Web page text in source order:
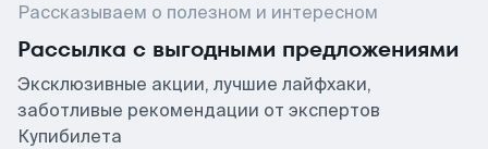
Рассказываем о полезном и интересном
Рассылка с выгодными предложениями
Эксклюзивные акции, лучшие лайфхаки,
заботливые рекомендации от экспертов
Купибилета